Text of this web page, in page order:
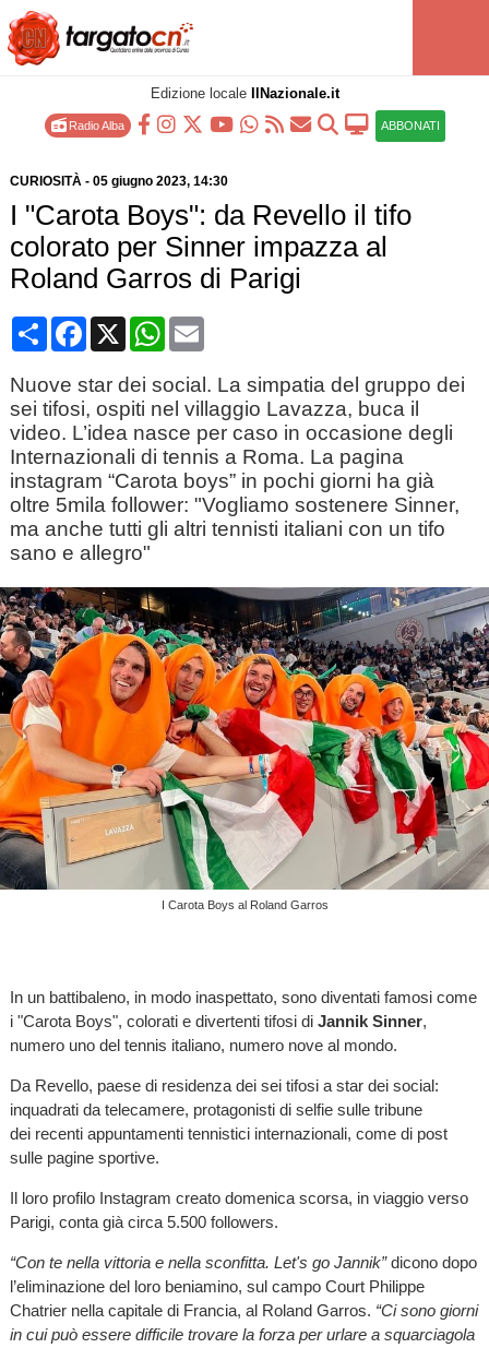
Edizione locale IlNazionale.it
Radio Alba ABBONATI
CURIOSITÀ- 05 giugno 2023, 14:30
I "Carota Boys": da Revello il tifo
colorato per Sinner impazza al
Roland Garros di Parigi
CondividiFacebook
X WhatsApp
Email
Nuove star dei social. La simpatia del gruppo dei
sei tifosi, ospiti nel villaggio Lavazza, buca il
video. L’idea nasce per caso in occasione degli
Internazionali di tennis a Roma. La pagina
instagram “Carota boys” in pochi giorni ha già
oltre 5mila follower: "Vogliamo sostenere Sinner,
ma anche tutti gli altri tennisti italiani con un tifo
sano e allegro"
I Carota Boys al Roland Garros
In un battibaleno, in modo inaspettato, sono diventati famosi come
i "Carota Boys", colorati e divertenti tifosi di Jannik Sinner,
numero uno del tennis italiano, numero nove al mondo.
Da Revello, paese di residenza dei sei tifosi a star dei social:
inquadrati da telecamere, protagonisti di selfie sulle tribune
dei recenti appuntamenti tennistici internazionali, come di post
sulle pagine sportive.
Il loro profilo Instagram creato domenica scorsa, in viaggio verso
Parigi, conta già circa 5.500 followers.
“Con te nella vittoria e nella sconfitta. Let's go Jannik”dicono dopo
l’eliminazione del loro beniamino, sul campo Court Philippe
Chatrier nella capitale di Francia, al Roland Garros. “Ci sono giorni
in cui può essere difficile trovare la forza per urlare a squarciagola